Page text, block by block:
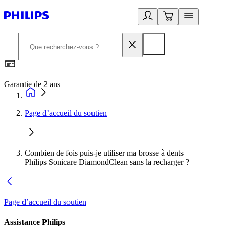
Garantie de 2 ans
Page d’accueil du soutien
Combien de fois puis-je utiliser ma brosse à dents
Philips Sonicare DiamondClean sans la recharger ?
Page d’accueil du soutien
Assistance Philips